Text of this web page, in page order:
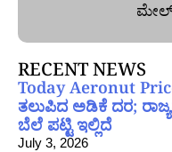
ಮೇಲ್‌
RECENT NEWS
Today Aeronut
ತಲುಪಿದ ಅಡಿಕೆ ದರ;
ಬೆಲೆ ಪಟ್ಟಿ ಇಲ್ಲಿದೆ
July 3, 2026